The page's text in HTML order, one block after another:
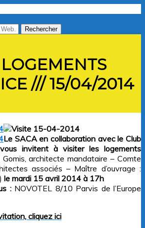
/// 15/04/2014
Le SACA en collaboration avec le Club
invitent à visiter les logements
Gomis, architecte mandataire – Comte
associés – Maître d’ouvrage :
le mardi 15 avril 2014 à 17h
:NOVOTEL 8/10 Parvis de l’Europe
cliquez ici